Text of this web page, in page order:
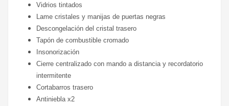
Vidrios tintados
Lame cristales y manijas de puertas negras
Descongelación del cristal trasero
Tapón de combustible cromado
Insonorización
Cierre centralizado con mando a distancia y recordatorio
intermitente
Cortabarros trasero
Antiniebla x2